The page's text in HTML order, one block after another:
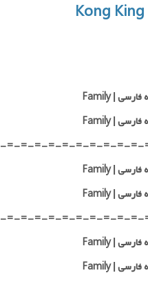
-=-=-=-=-=-=-=-=-=-
-=-=-=-=-=-=-=-=-=-